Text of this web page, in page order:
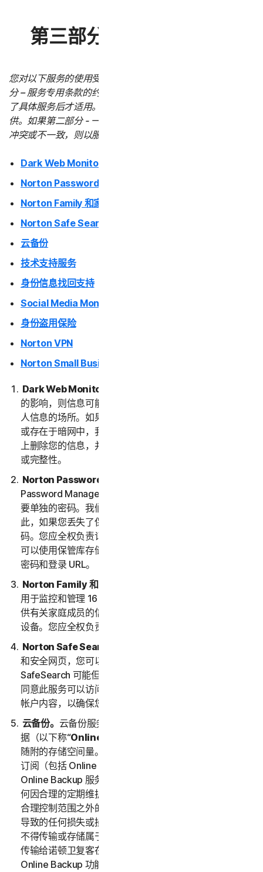
第三部分 - 服务专用条款
您对以下服务的使用受本 LSA 第二部分 – 一般条款和第三部
分 – 服务专用条款的约束。服务专用条款仅在您购买或使用
了具体服务后才适用。所有服务并非在所有国家/地区都提
供。如果第二部分 - 一般条款与任何服务专用条款之间存在
冲突或不一致，则以服务专用条款为准并适用。
Dark Web Monitoring
Norton Password Manager
Norton Family 和家长控制
Norton Safe Search 和 Safe Web
云备份
技术支持服务
身份信息找回支持
Social Media Monitoring
身份盗用保险
Norton VPN
Norton Small Business
Dark Web Monitoring
的影响，则信息可能最终会出现在暗网上。暗网是交易个
人信息的场所。如果我们检测到或认为您的信息遭到泄露
或存在于暗网中，我们将向您发送通知。我们不会从暗网
上删除您的信息，并且我们也不保证暗网上信息的准确性
或完整性。
Norton Password Manager。
Password Manager，您需要创建一个保管库。保管库需
要单独的密码。我们不会存储或保留您的保管库密码，因
此，如果您丢失了保管库密码，我们将无法为您恢复密
码。您应全权负责记住并保管您的保管库密码。然后，您
可以使用保管库存储您访问和使用的其他站点的登录名、
密码和登录 URL。
Norton Family 和家长控制
用于监控和管理 16 周岁以下孩子的网络活动。您必须提
供有关家庭成员的信息，包括任何未成年子女及其使用的
设备。您应全权负责监控他们的设备和活动。
Norton Safe Search 和 Safe Web
和安全网页，您可以在网络上安全搜索内容。
SafeSearch 可能但不限于通过诺顿搜索工具栏提供。您
同意此服务可以访问您的 Web、电子邮件和其他第三方
帐户内容，以确保您放心搜索和使用网络。
云备份。 云备份服务允许您在适用订购期间存储和检索数
据（以下称“Online Backup 服务
随附的存储空间量。总备份存储量代表了为您的所有服务
订阅（包括 Online Backup 服务）分配的总备份量。
Online Backup 服务按“原样”和“可用”原则提供，对于任
何因合理的定期维护、严重问题的维护或超出诺顿卫复客
合理控制范围之外的不可抗力造成的联机备份功能中断而
导致的任何损失或损坏，诺顿卫复客不承担任何责任。您
不得传输或存储属于另一方的数据，除非事先取得将数据
传输给诺顿卫复客在法律上要求的数据所有者的同意。
Online Backup 功能的使用受所有适用的当地、州、国